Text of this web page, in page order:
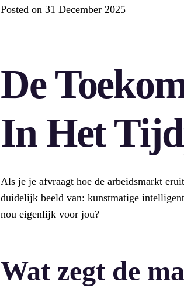
Posted on 31 December 2025
De
In Het
Als je je afvraagt hoe de arbeidsmarkt
duidelijk beeld van: kunstmatige
nou eigenlijk voor jou?
Wat zegt de